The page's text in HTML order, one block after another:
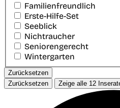
Familienfreundlich
Erste-Hilfe-Set
Seeblick
Nichtraucher
Seniorengerecht
Wintergarten
Zurücksetzen
Zurücksetzen
Zeige alle 12